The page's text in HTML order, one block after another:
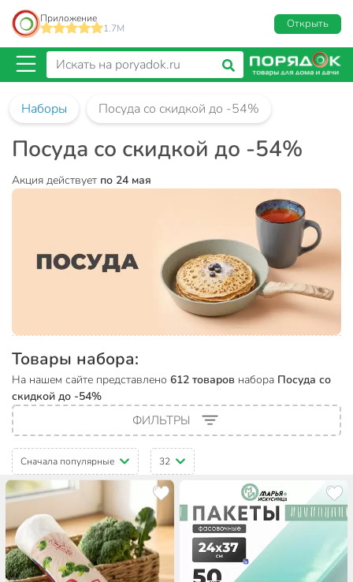
Приложение
1.7M
Открыть
Наборы Посуда со скидкой до -54%
Посуда со скидкой до -54%
Акция действует по 24 мая
Товары набора:
На нашем сайте представлено 612 товаров набора Посуда со
скидкой до -54%
ФИЛЬТРЫ
Сначала популярные 32